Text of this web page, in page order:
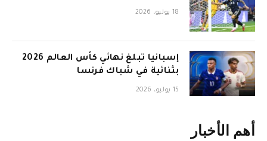
18 يوليو، 2026
إسبانيا تبلغ نهائي كأس العالم 2026
بثنائية في شباك فرنسا
15 يوليو، 2026
أهم الأخبار